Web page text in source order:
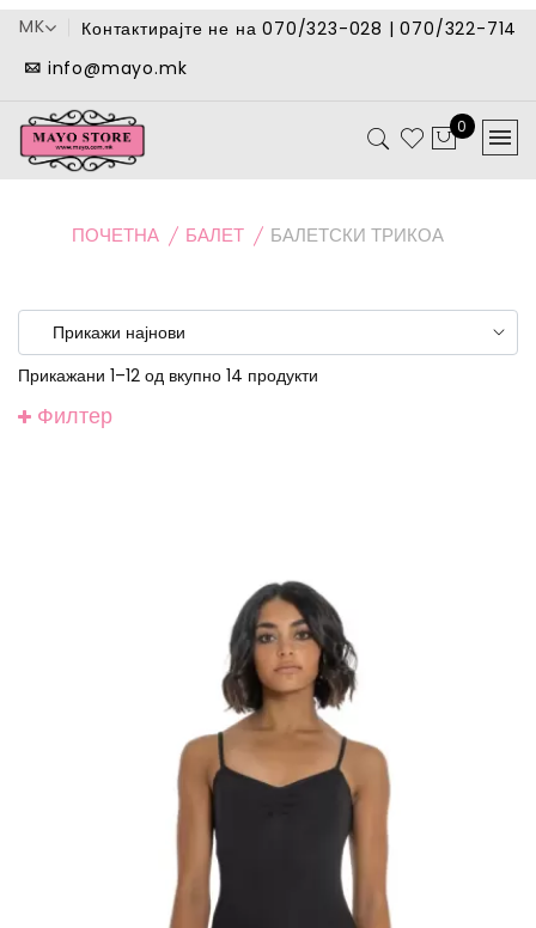
MK
Контактирајте не на 070/323-028 | 070/322-714
info@mayo.mk
0
ПОЧЕТНА БАЛЕТ БАЛЕТСКИ ТРИКОА
Прикажани 1–12 од вкупно 14 продукти
Филтер